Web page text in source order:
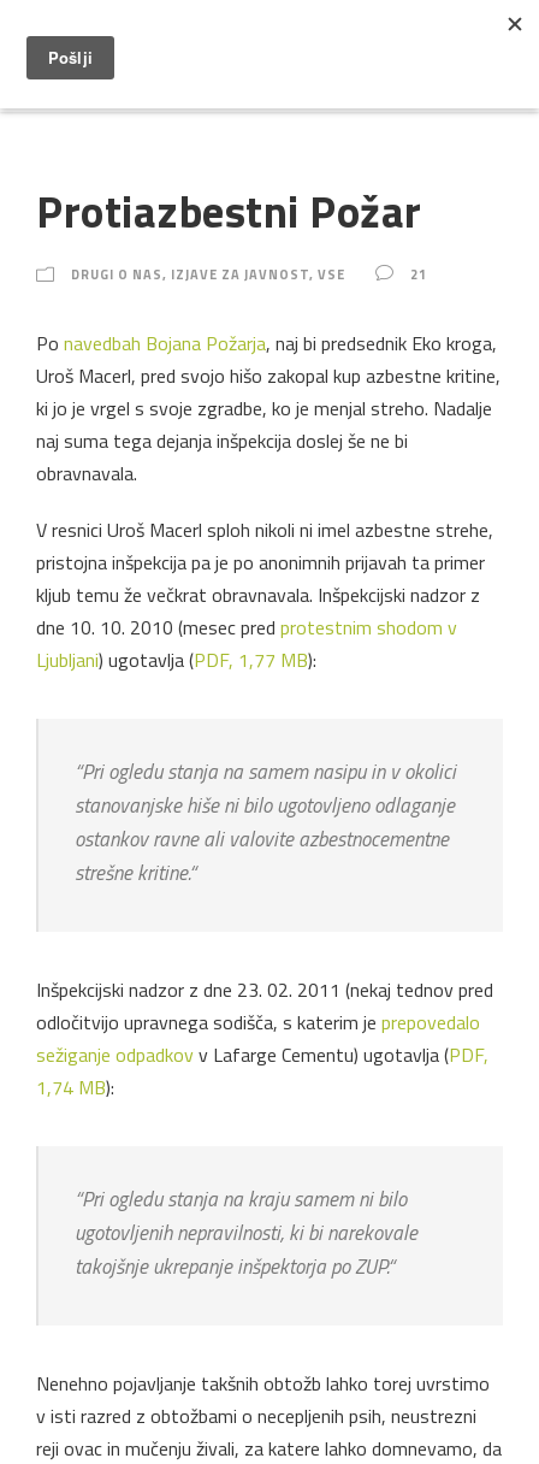
Protiazbestni Požar
DRUGI O NAS, IZJAVE ZA JAVNOST, VSE 21
Po navedbah Bojana Požarja, naj bi predsednik Eko kroga,
Uroš Macerl, pred svojo hišo zakopal kup azbestne kritine,
ki jo je vrgel s svoje zgradbe, ko je menjal streho. Nadalje
naj suma tega dejanja inšpekcija doslej še ne bi
obravnavala.
V resnici Uroš Macerl sploh nikoli ni imel azbestne strehe,
pristojna inšpekcija pa je po anonimnih prijavah ta primer
kljub temu že večkrat obravnavala. Inšpekcijski nadzor z
dne 10. 10. 2010 (mesec pred protestnim shodom v
Ljubljani) ugotavlja (PDF, 1,77 MB):
“Pri ogledu stanja na samem nasipu in v okolici
stanovanjske hiše ni bilo ugotovljeno odlaganje
ostankov ravne ali valovite azbestnocementne
strešne kritine.“
Inšpekcijski nadzor z dne 23. 02. 2011 (nekaj tednov pred
odločitvijo upravnega sodišča, s katerim je prepovedalo
sežiganje odpadkovv Lafarge Cementu) ugotavlja (PDF,
1,74 MB):
“Pri ogledu stanja na kraju samem ni bilo
ugotovljenih nepravilnosti, ki bi narekovale
takojšnje ukrepanje inšpektorja po ZUP.“
Nenehno pojavljanje takšnih obtožb lahko torej uvrstimo
v isti razred z obtožbami o necepljenih psih, neustrezni
reji ovac in mučenju živali, za katere lahko domnevamo, da